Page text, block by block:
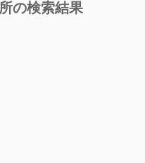
き）岐阜プラスチック工業株式会
の検索結果